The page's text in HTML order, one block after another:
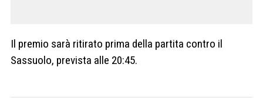
Il premio sarà ritirato prima della partita contro il
Sassuolo, prevista alle 20:45.